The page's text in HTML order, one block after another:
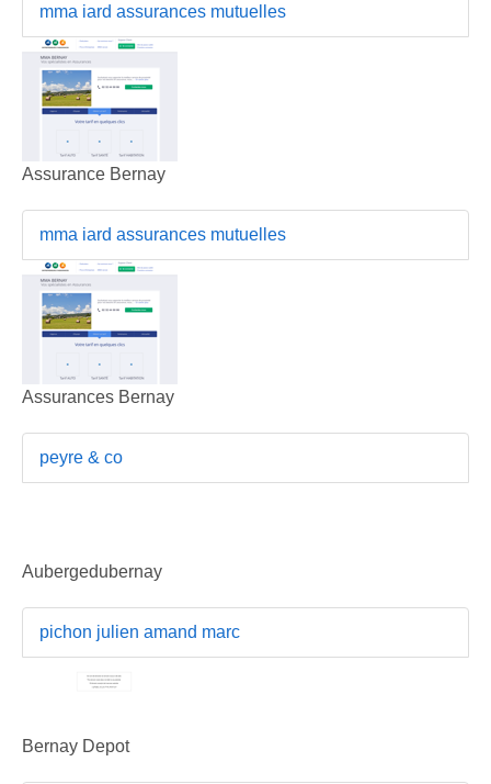
mma iard assurances mutuelles
Assurance Bernay
mma iard assurances mutuelles
Assurances Bernay
peyre & co
Aubergedubernay
pichon julien amand marc
Bernay Depot